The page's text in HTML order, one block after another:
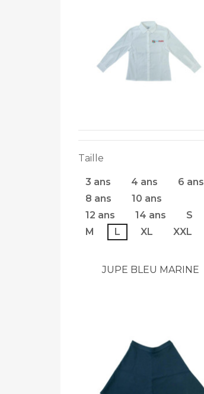
Taille
3 ans 4 ans
6 ans
8 ans
10 ans
12 ans
14 ans
S
M
L XL XXL
JUPE BLEU MARINE